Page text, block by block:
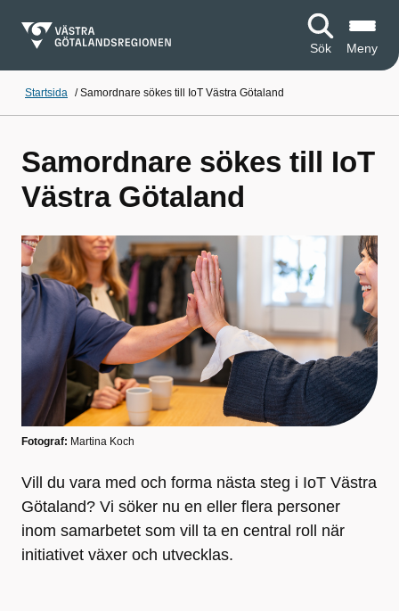
Sök Meny
Startsida /Samordnare sökes till IoT Västra Götaland
Samordnare sökes till IoT
Västra Götaland
Fotograf: Martina Koch
Vill du vara med och forma nästa steg i IoT Västra
Götaland? Vi söker nu en eller flera personer
inom samarbetet som vill ta en central roll när
initiativet växer och utvecklas.